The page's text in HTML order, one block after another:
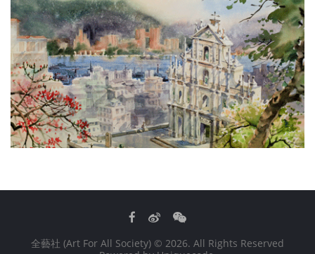
Facebook
WeiboWeChat
全藝社 (Art For All Society) © 2026. All Rights Reserved